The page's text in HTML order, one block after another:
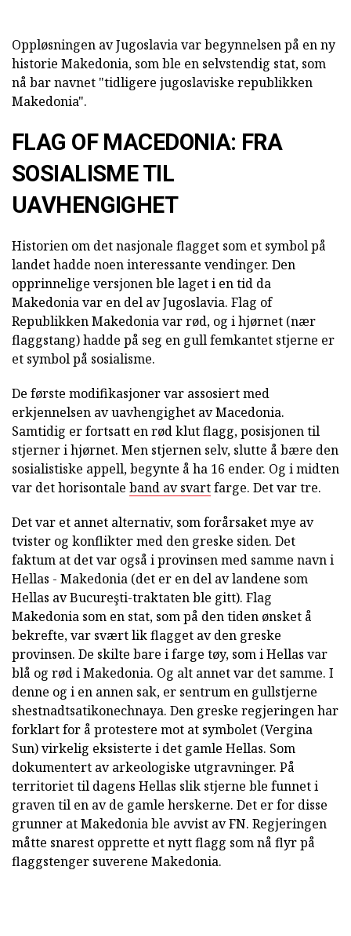
Oppløsningen av Jugoslavia var begynnelsen på en ny
historie Makedonia, som ble en selvstendig stat, som
nå bar navnet "tidligere jugoslaviske republikken
Makedonia".
FLAG OF MACEDONIA: FRA
SOSIALISME TIL
UAVHENGIGHET
Historien om det nasjonale flagget som et symbol på
landet hadde noen interessante vendinger. Den
opprinnelige versjonen ble laget i en tid da
Makedonia var en del av Jugoslavia. Flag of
Republikken Makedonia var rød, og i hjørnet (nær
flaggstang) hadde på seg en gull femkantet stjerne er
et symbol på sosialisme.
De første modifikasjoner var assosiert med
erkjennelsen av uavhengighet av Macedonia.
Samtidig er fortsatt en rød klut flagg, posisjonen til
stjerner i hjørnet. Men stjernen selv, slutte å bære den
sosialistiske appell, begynte å ha 16 ender. Og i midten
var det horisontale band av svartfarge. Det var tre.
Det var et annet alternativ, som forårsaket mye av
tvister og konflikter med den greske siden. Det
faktum at det var også i provinsen med samme navn i
Hellas - Makedonia (det er en del av landene som
Hellas av Bucureşti-traktaten ble gitt). Flag
Makedonia som en stat, som på den tiden ønsket å
bekrefte, var svært lik flagget av den greske
provinsen. De skilte bare i farge tøy, som i Hellas var
blå og rød i Makedonia. Og alt annet var det samme. I
denne og i en annen sak, er sentrum en gullstjerne
shestnadtsatikonechnaya. Den greske regjeringen har
forklart for å protestere mot at symbolet (Vergina
Sun) virkelig eksisterte i det gamle Hellas. Som
dokumentert av arkeologiske utgravninger. På
territoriet til dagens Hellas slik stjerne ble funnet i
graven til en av de gamle herskerne. Det er for disse
grunner at Makedonia ble avvist av FN. Regjeringen
måtte snarest opprette et nytt flagg som nå flyr på
flaggstenger suverene Makedonia.